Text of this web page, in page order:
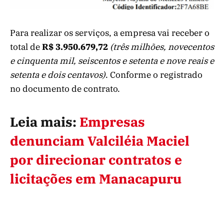
Para realizar os serviços, a empresa vai receber o
total deR$ 3.950.679,72 (três milhões, novecentos
e cinquenta mil, seiscentos e setenta e nove reais e
setenta e dois centavos). Conforme o registrado
no documento de contrato.
Leia mais: Empresas
denunciam Valciléia Maciel
por direcionar contratos e
licitações em Manacapuru